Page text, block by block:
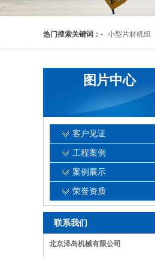
热门搜索关键词： - 小型片材机组
图片中心
客户见证
工程案例
案例展示
荣誉资质
联系我们
北京泽岛机械有限公司